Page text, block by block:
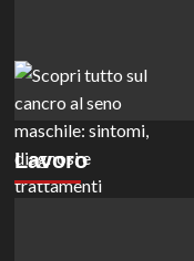
Lavoro